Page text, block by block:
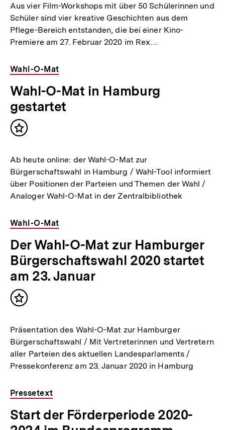
Aus vier Film-Workshops mit über 50 Schülerinnen und
Schüler sind vier kreative Geschichten aus dem
Pflege-Bereich entstanden, die bei einer Kino-
Premiere am 27. Februar 2020 im Rex…
Wahl-O-Mat
Wahl-O-Mat in Hamburg
gestartet
Inhalt
Ab heute online: der Wahl-O-Mat zur
Bürgerschaftswahl in Hamburg / Wahl-Tool informiert
über Positionen der Parteien und Themen der Wahl /
Analoger Wahl-O-Mat in der Zentralbibliothek
Wahl-O-Mat
Der Wahl-O-Mat zur Hamburger
Bürgerschaftswahl 2020 startet
am 23. Januar
Inhalt
Präsentation des Wahl-O-Mat zur Hamburger
Bürgerschaftswahl / Mit Vertreterinnen und Vertretern
aller Parteien des aktuellen Landesparlaments /
Pressekonferenz am 23. Januar 2020 in Hamburg
Pressetext
Start der Förderperiode 2020-